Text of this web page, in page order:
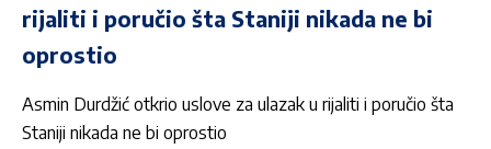
rijaliti i poručio šta Staniji nikada ne bi
oprostio
Asmin Durdžić otkrio uslove za ulazak u rijaliti i poručio šta
Staniji nikada ne bi oprostio